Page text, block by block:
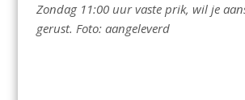
Zondag 11:00 uur vaste prik, wil je
gerust. Foto: aangeleverd